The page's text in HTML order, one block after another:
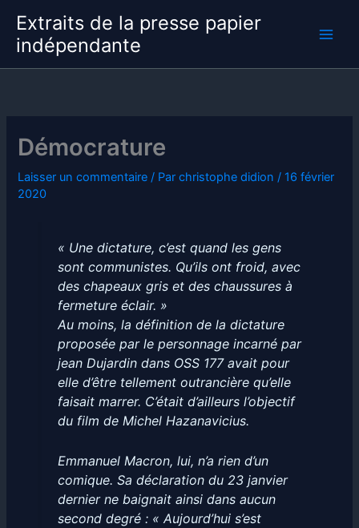
contenu
Extraits de la presse papier
indépendante
Démocrature
Laisser un commentaire / Parchristophe didion / 16 février
2020
« Une dictature, c’est quand les gens
sont communistes. Qu’ils ont froid, avec
des chapeaux gris et des chaussures à
fermeture éclair. »
Au moins, la définition de la dictature
proposée par le personnage incarné par
jean Dujardin dans OSS 177 avait pour
elle d’être tellement outrancière qu’elle
faisait marrer. C’était d’ailleurs l’objectif
du film de Michel Hazanavicius.
Emmanuel Macron, lui, n’a rien d’un
comique. Sa déclaration du 23 janvier
dernier ne baignait ainsi dans aucun
second degré : « Aujourd’hui s’est